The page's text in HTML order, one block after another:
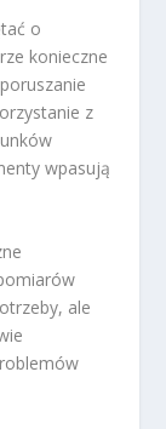
o
konieczne
z
wpasują
ale